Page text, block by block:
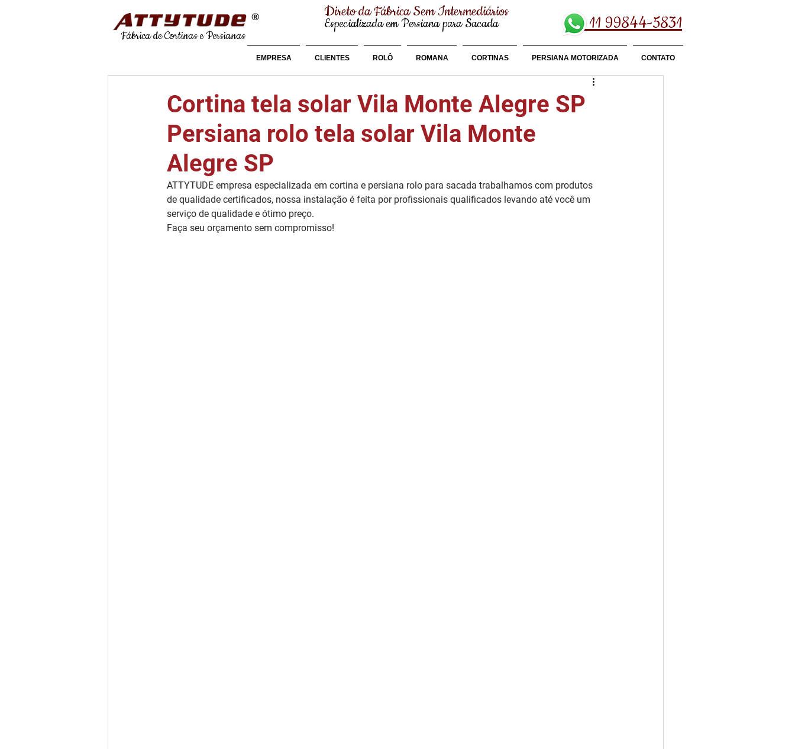
Fábrica de Cortinas e Persianas
® Direto da Fábrica Sem Intermediários
Especializada em Persiana para Sacada 11 99844-5831
EMPRESA CLIENTES ROLÔ ROMANA CORTINAS PERSIANA MOTORIZADA CONTATO
Cortina tela solar Vila Monte Alegre SP
Persiana rolo tela solar Vila Monte
Alegre SP
ATTYTUDE empresa especializada em cortina e persiana rolo para sacada trabalhamos com produtos
de qualidade certificados, nossa instalação é feita por profissionais qualificados levando até você um
serviço de qualidade e ótimo preço.
Faça seu orçamento sem compromisso!